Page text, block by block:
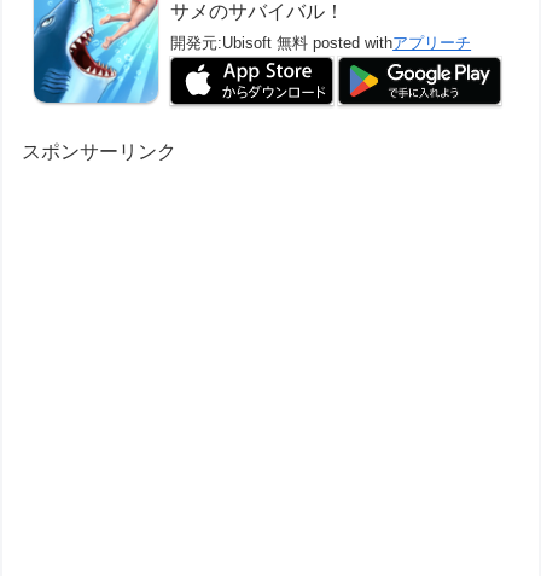
サメのサバイバル！
開発元:Ubisoft 無料 posted withアプリーチ
スポンサーリンク